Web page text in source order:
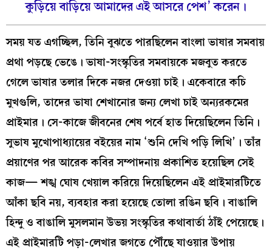
কুড়িয়ে বাড়িয়ে আমাদের এই আসরেপেশ’ করেন।
সময় যত এগচ্ছিল, তিনি বুঝতে পারছিলেন বাংলা ভাষার সমবায়
প্রথা পড়ছে ভেঙে। ভাষা-সংস্কৃতির সমবায়কে মজবুত করতে
গেলে ভাষার তলার দিকে নজর দেওয়া চাই। একেবারে কচি
মুখগুলি, তাদের ভাষা শেখানোর জন্য লেখা চাই অন্যরকমের
প্রাইমার। সে-কাজে জীবনের শেষ পর্বে হাত দিয়েছিলেন তিনি।
সুভাষ মুখোপাধ্যায়ের বইয়ের নাম ‘শুনি দেখি পড়ি লিখি’। তাঁর
প্রয়াণের পর আরেক কবির সম্পাদনায় প্রকাশিত হয়েছিল সেই
কাজ— শঙ্খ ঘোষ খেয়াল করিয়ে দিয়েছিলেন এই প্রাইমারটিতে
আঁকা ছবি নয়, ব্যবহার করা হয়েছে তোলা রঙিন ছবি। বাঙালি
হিন্দু ও বাঙালি মুসলমান উভয় সংস্কৃতির কথাবার্তা ঠাঁই পেয়েছে।
এই প্রাইমারটি পড়া-লেখার জগতে পৌঁছে যাওয়ার উপায়